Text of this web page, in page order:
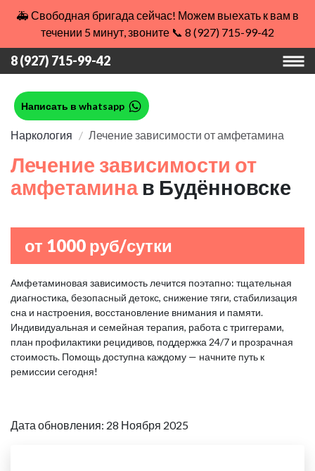
🚑 Свободная бригада сейчас! Можем выехать к вам в
течении 5 минут, звоните 📞 8 (927) 715-99-42
8 (927) 715-99-42
Написать в whatsapp
Наркология Лечение зависимости от амфетамина
Лечение зависимости от
амфетамина в Будённовске
от 1000 руб/сутки
Амфетаминовая зависимость лечится поэтапно: тщательная
диагностика, безопасный детокс, снижение тяги, стабилизация
сна и настроения, восстановление внимания и памяти.
Индивидуальная и семейная терапия, работа с триггерами,
план профилактики рецидивов, поддержка 24/7 и прозрачная
стоимость. Помощь доступна каждому — начните путь к
ремиссии сегодня!
Дата обновления: 28 Ноября 2025